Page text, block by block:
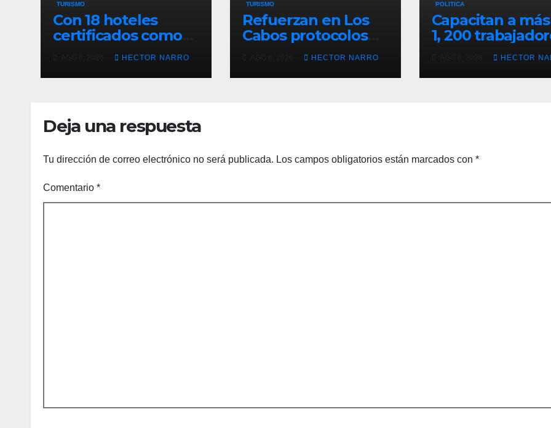
TURISMO
Con 18 hoteles
certificados como
temporales,
Gobierno de Los
garantiza un
HECTOR NARRO
TURISMO
Refuerzan en Los
Cabos protocolos
de prevención y
rescate en playas
ante oleaje y
HECTOR NARRO
POLITICA
Capacitan a
1, 200
del sector
en derechos
humanos y
HECTOR
Deja una respuesta
Tu dirección de correo electrónico no será publicada. Los campos obligatorios están marcados con *
Comentario *